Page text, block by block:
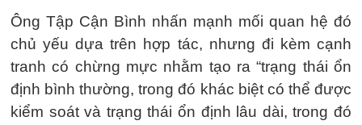
Ông Tập Cận Bình nhấn mạnh mối quan hệ đó
chủ yếu dựa trên hợp tác, nhưng đi kèm cạnh
tranh có chừng mực nhằm tạo ra “trạng thái ổn
định bình thường, trong đó khác biệt có thể được
kiểm soát và trạng thái ổn định lâu dài, trong đó